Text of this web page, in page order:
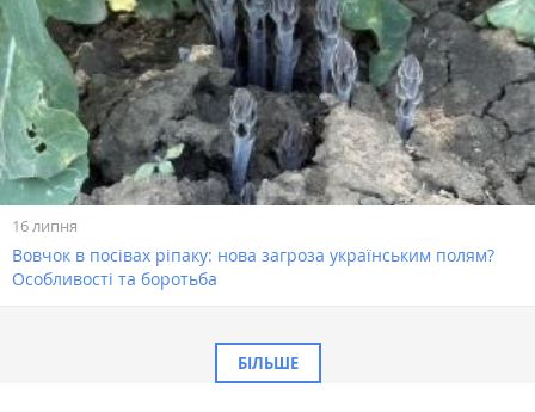
16 липня
Вовчок в посівах ріпаку: нова загроза українським полям?
Особливості та боротьба
БІЛЬШЕ